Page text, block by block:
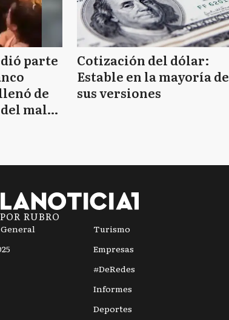
parte
de
mal
Cotización del dólar:
Estable en la mayoría de
sus versiones
RUBRO
Turismo
Empresas
#DeRedes
Informes
Deportes